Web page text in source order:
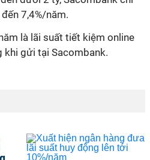
7,4%/năm.
là lãi suất tiết kiệm online
gửi tại Sacombank.